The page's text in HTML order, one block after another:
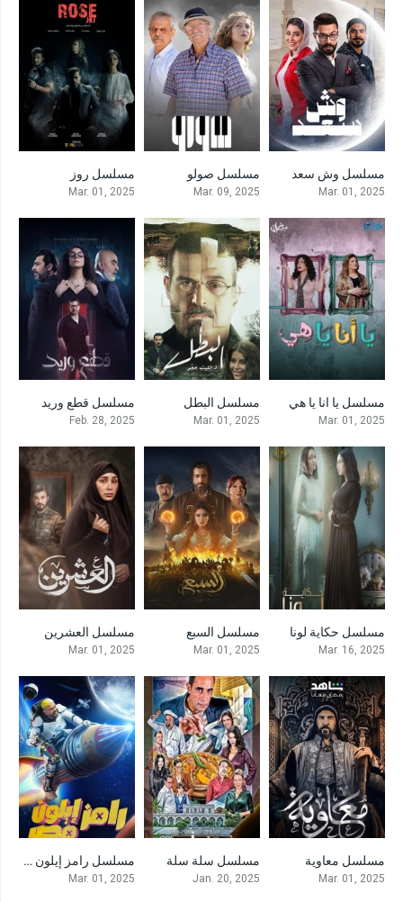
مسلسل وش سعد
Mar. 01, 2025
مسلسل صولو
Mar. 09, 2025
مسلسل روز
Mar. 01, 2025
مسلسل يا انا يا هي
Mar. 01, 2025
مسلسل البطل
Mar. 01, 2025
مسلسل قطع وريد
Feb. 28, 2025
مسلسل حكاية لونا
Mar. 16, 2025
مسلسل السبع
Mar. 01, 2025
مسلسل العشرين
Mar. 01, 2025
مسلسل معاوية
Mar. 01, 2025
مسلسل سلة سلة
Jan. 20, 2025
0
مسلسل رامز إيلون مصر
Mar. 01, 2025